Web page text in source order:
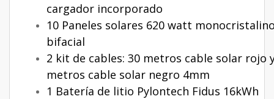
cargador incorporado
10 Paneles solares 620 watt
bifacial
2 kit de cables: 30 metros cable solar rojo
metros cable solar negro 4mm
1 Batería de litio Pylontech Fidus 16kWh